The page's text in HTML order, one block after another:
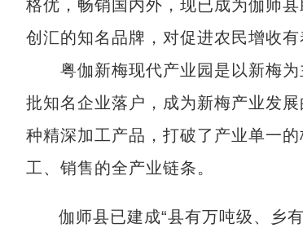
格优，畅销国内外，现已成为伽师
创汇的知名品牌，对促进农民增收有
粤伽新梅现代产业园是以新梅为
批知名企业落户，成为新梅产业发
种精深加工产品，打破了产业单一
工、销售的全产业链条。
伽师县已建成“县有万吨级、乡